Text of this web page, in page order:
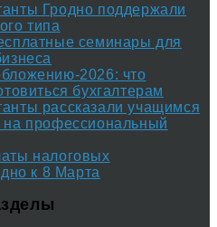
Гродно поддержали
типа
семинары для
2026: что
бухгалтерам
рассказали учащимся
на профессиональный
налоговых
к 8 Марта